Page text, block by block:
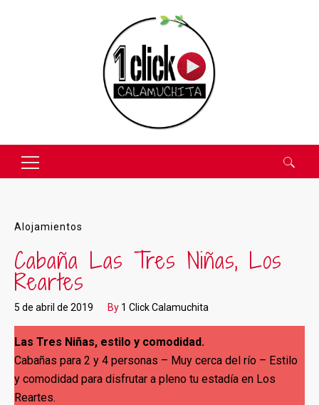
Buscar:
Alojamientos
Cabaña Las Tres Niñas, Los
Reartes
5 de abril de 2019 By 1 Click Calamuchita
Las Tres Niñas, estilo y comodidad.
Cabañas para 2 y 4 personas – Muy cerca del río – Estilo
y comodidad para disfrutar a pleno tu estadía en Los
Reartes.